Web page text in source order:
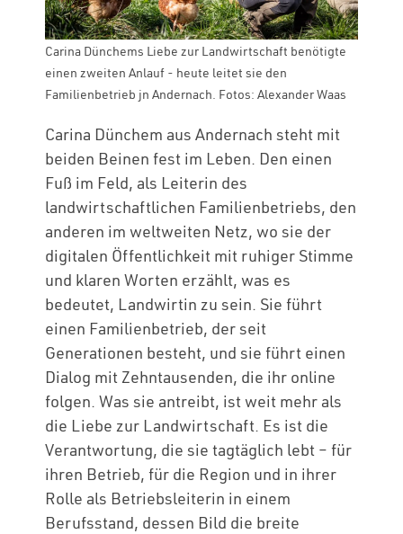
Carina Dünchems Liebe zur Landwirtschaft benötigte
einen zweiten Anlauf - heute leitet sie den
Familienbetrieb jn Andernach. Fotos: Alexander Waas
Carina Dünchem aus Andernach steht mit
beiden Beinen fest im Leben. Den einen
Fuß im Feld, als Leiterin des
landwirtschaftlichen Familienbetriebs, den
anderen im weltweiten Netz, wo sie der
digitalen Öffentlichkeit mit ruhiger Stimme
und klaren Worten erzählt, was es
bedeutet, Landwirtin zu sein. Sie führt
einen Familienbetrieb, der seit
Generationen besteht, und sie führt einen
Dialog mit Zehntausenden, die ihr online
folgen. Was sie antreibt, ist weit mehr als
die Liebe zur Landwirtschaft. Es ist die
Verantwortung, die sie tagtäglich lebt – für
ihren Betrieb, für die Region und in ihrer
Rolle als Betriebsleiterin in einem
Berufsstand, dessen Bild die breite